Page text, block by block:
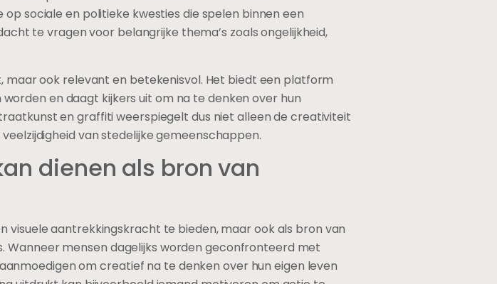
sociale en politieke kwesties die spelen binnen een
te vragen voor belangrijke thema’s zoals ongelijkheid,
ook relevant en betekenisvol. Het biedt een platform
en daagt kijkers uit om na te denken over hun
en graffiti weerspiegelt dus niet alleen de creativiteit
van stedelijke gemeenschappen.
dienen als bron van
aantrekkingskracht te bieden, maar ook als bron van
Wanneer mensen dagelijks worden geconfronteerd met
om creatief na te denken over hun eigen leven